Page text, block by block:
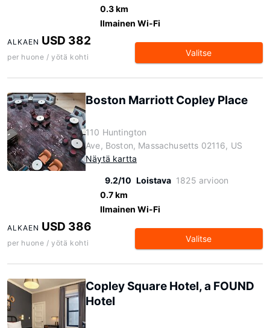
0.3 km
Ilmainen Wi-Fi
ALKAEN USD 382
per huone / yötä kohti Valitse
Boston Marriott Copley Place
110 Huntington
Ave, Boston, Massachusetts 02116, US
Näytä kartta
9.2/10 Loistava 1825 arvioon
0.7 km
Ilmainen Wi-Fi
ALKAEN USD 386
per huone / yötä kohti Valitse
Copley Square Hotel, a FOUND
Hotel